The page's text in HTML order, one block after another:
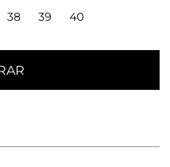
38 39 40